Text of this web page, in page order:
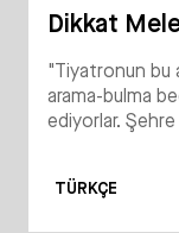
Dikkat
"Tiyatronun bu
arama-bulma
ediyorlar. Şehre
TÜRKÇE